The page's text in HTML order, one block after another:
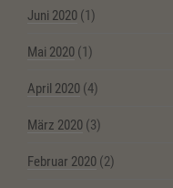
Juni 2020 (1)
Mai 2020 (1)
April 2020 (4)
März 2020 (3)
Februar 2020 (2)